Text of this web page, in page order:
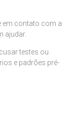
em contato com a
ajudar.
testes ou
e padrões pré-